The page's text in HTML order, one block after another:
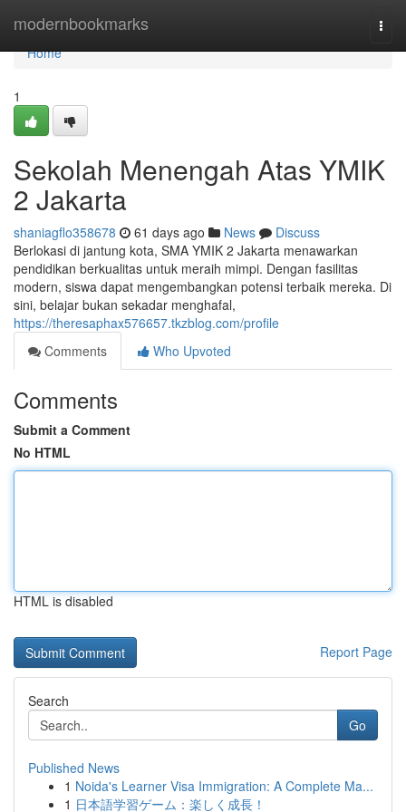
modernbookmarks
Home
Home
1
Sekolah Menengah Atas YMIK
2 Jakarta
shaniagflo358678 61 days ago News
Discuss
Berlokasi di jantung kota, SMA YMIK 2 Jakarta menawarkan
pendidikan berkualitas untuk meraih mimpi. Dengan fasilitas
modern, siswa dapat mengembangkan potensi terbaik mereka. Di
sini, belajar bukan sekadar menghafal,
https://theresaphax576657.tkzblog.com/profile
Comments
Who Upvoted
Comments
Submit a Comment
No HTML
HTML is disabled
Report Page
Search
Go
Published News
1 Noida's Learner Visa Immigration: A Complete Ma...
1 日本語学習ゲーム：楽しく成長！